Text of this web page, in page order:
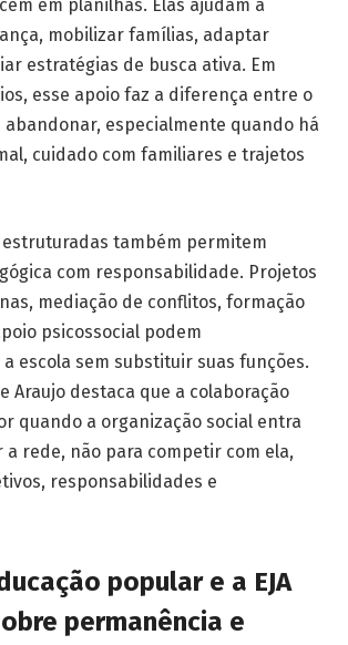
em planilhas. Elas ajudam a
mobilizar famílias, adaptar
estratégias de busca ativa. Em
esse apoio faz a diferença entre o
abandonar, especialmente quando há
cuidado com familiares e trajetos
estruturadas também permitem
com responsabilidade. Projetos
mediação de conflitos, formação
psicossocial podem
escola sem substituir suas funções.
Araujo destaca que a colaboração
quando a organização social entra
rede, não para competir com ela,
responsabilidades e
popular e a EJA
permanência e